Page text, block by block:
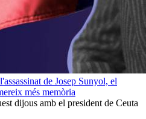
de Josep Sunyol, el
més memòria